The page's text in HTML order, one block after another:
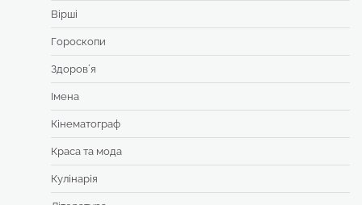
Вірші
Гороскопи
Здоровʼя
Імена
Кінематограф
Краса та мода
Кулінарія